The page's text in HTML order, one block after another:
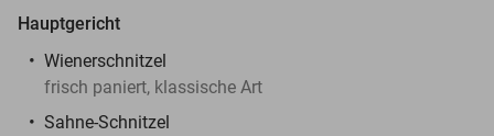
Hauptgericht
Wienerschnitzel
frisch paniert, klassische Art
Sahne-Schnitzel